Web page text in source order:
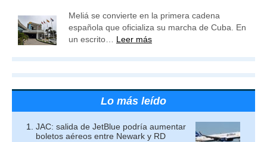
Meliá se convierte en la primera cadena
española que oficializa su marcha de Cuba. En
un escrito… Leer más
Lo más leído
JAC: salida de JetBlue podría aumentar
boletos aéreos entre Newark y RD